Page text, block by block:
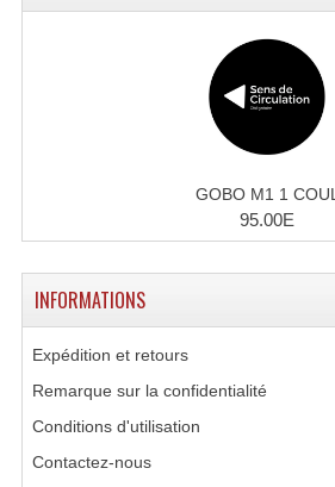
GOBO M1 1 COUL
95.00E
INFORMATIONS
Expédition et retours
Remarque sur la confidentialité
Conditions d'utilisation
Contactez-nous